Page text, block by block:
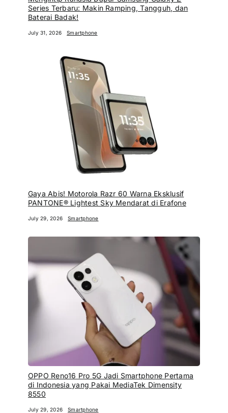
Series Terbaru: Makin Ramping, Tangguh, dan
Baterai Badak!
July 31, 2026 Smartphone
Gaya Abis! Motorola Razr 60 Warna Eksklusif
PANTONE® Lightest Sky Mendarat di Erafone
July 29, 2026 Smartphone
OPPO Reno16 Pro 5G Jadi Smartphone Pertama
di Indonesia yang Pakai MediaTek Dimensity
8550
July 29, 2026 Smartphone